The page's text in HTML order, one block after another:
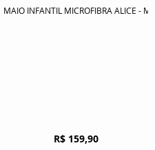
MAIO INFANTIL MICROFIBRA ALICE -
R$ 159,90